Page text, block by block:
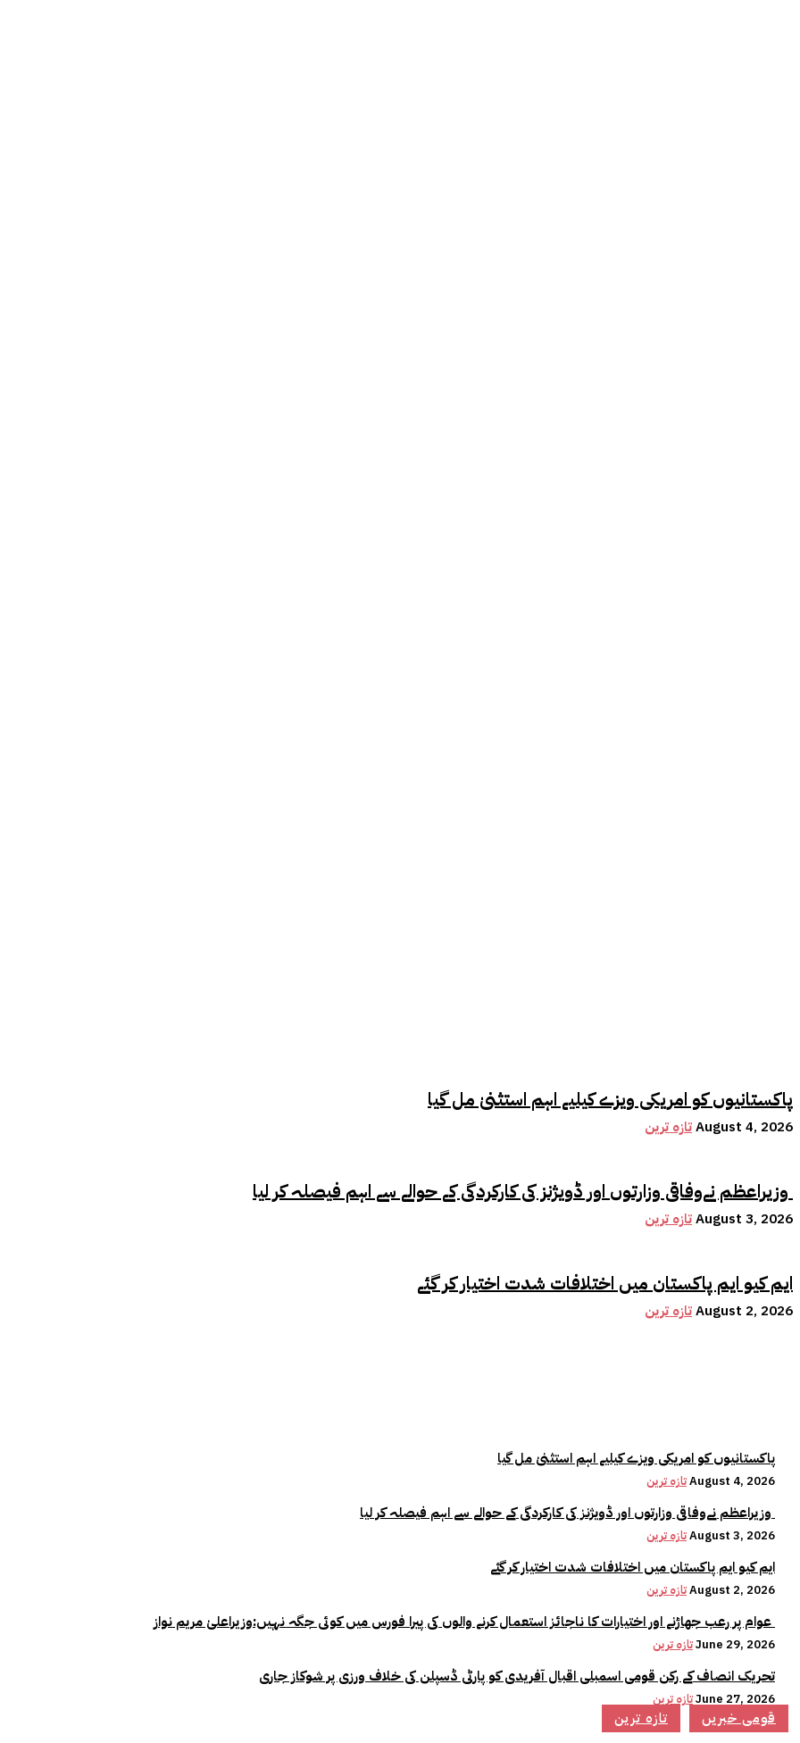
پاکستانیوں کو امریکی ویزے کیلیے اہم استثنیٰ مل گیا
تازہ ترینAugust 4, 2026
وزیراعظم نےوفاقی وزارتوں اور ڈویژنز کی کارکردگی کے حوالے سے اہم فیصلہ کر لیا
تازہ ترینAugust 3, 2026
ایم کیو ایم پاکستان میں اختلافات شدت اختیار کر گئے
تازہ ترینAugust 2, 2026
پاکستانیوں کو امریکی ویزے کیلیے اہم استثنیٰ مل گیا
تازہ ترینAugust 4, 2026
تازہ ترینAugust 3, 2026
ایم کیو ایم پاکستان میں اختلافات شدت اختیار کر گئے
تازہ ترینAugust 2, 2026
تازہ ترینJune 29, 2026
تحریک انصاف کے رکن قومی اسمبلی اقبال آفریدی کو پارٹی ڈسپلن کی خلاف ورزی پر شوکاز جاری
تازہ ترینJune 27, 2026
تازہ ترین قومی خبریں